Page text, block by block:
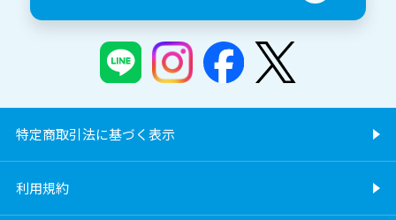
特定商取引法に基づく表示
利用規約